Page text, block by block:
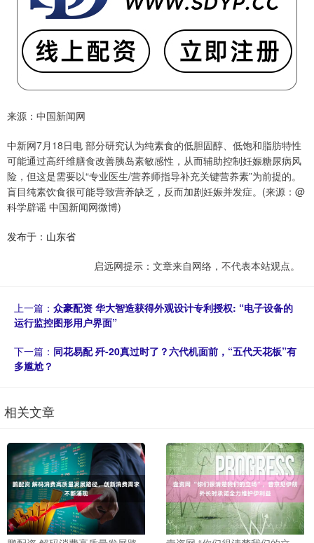
来源：中国新闻网
中新网7月18日电 部分研究认为纯素食的低胆固醇、低饱和脂肪特性
可能通过高纤维膳食改善胰岛素敏感性，从而辅助控制妊娠糖尿病风
险，但这是需要以“专业医生/营养师指导补充关键营养素”为前提的。
盲目纯素饮食很可能导致营养缺乏，反而加剧妊娠并发症。(来源：@
科学辟谣 中国新闻网微博)
发布于：山东省
启远网提示：文章来自网络，不代表本站观点。
上一篇： 众豪配资 华大智造获得外观设计专利授权: “电子设备的
运行监控图形用户界面”
下一篇： 同花易配 歼-20真过时了？六代机面前，“五代天花板”有
多尴尬？
相关文章